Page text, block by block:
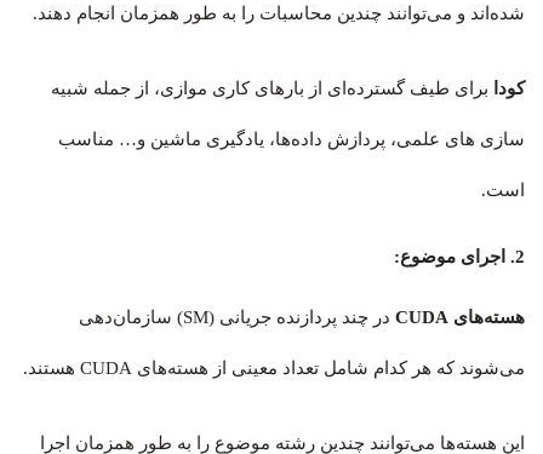
شده‌اند و می‌توانند چندین محاسبات را به طور همزمان انجام دهند.
کودا برای طیف گسترده‌ای از بارهای کاری موازی، از جمله شبیه
سازی های علمی، پردازش داده‌ها، یادگیری ماشین و… مناسب
است.
2. اجرای موضوع:
هسته‌های CUDA در چند پردازنده‌ جریانی (SM) سازمان‌دهی
می‌شوند که هر کدام شامل تعداد معینی از هسته‌های CUDA هستند.
این هسته‌ها می‌توانند چندین رشته موضوع را به طور همزمان اجرا